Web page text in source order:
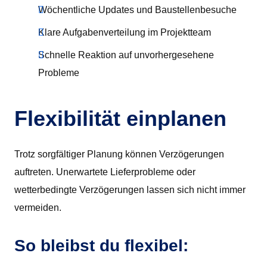
Wöchentliche Updates und Baustellenbesuche
Klare Aufgabenverteilung im Projektteam
Schnelle Reaktion auf unvorhergesehene
Probleme
Flexibilität einplanen
Trotz sorgfältiger Planung können Verzögerungen
auftreten. Unerwartete Lieferprobleme oder
wetterbedingte Verzögerungen lassen sich nicht immer
vermeiden.
So bleibst du flexibel: